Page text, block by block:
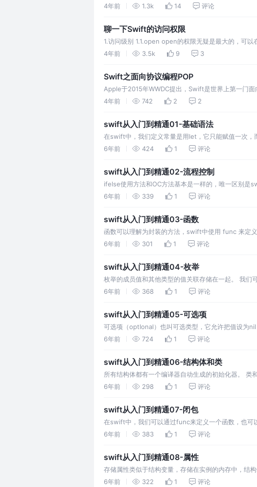
汇编
4年前 1.3k 14 评论
聊一下Swift的访问权限
1.访问级别 1.1.open open的权限无疑是最大的，可
4年前
3.5k 9 3
Swift之面向协议编程POP
Apple于2015年WWDC提出，Swift是世界上第一门
设计编写代码。
4年前 742 2 2
swift从入门到精通01-基础语法
在swift中，我们定义常量是用let，它只能赋值一次，
量的类型。 这里描述的类型转换先展示浅显的，更深
6年前 424 1 评论
swift从入门到精通02-流程控制
ifelse使用方法和OC方法基本是一样的，唯一区别是
while相当于do-while。 for语句，主要用得最多的就
6年前 339 1 评论
swift从入门到精通03-函数
函数可以理解为封装的方法，swift中使用 func 来定
式可以返回多个值。 我们可以给传参定义一个标签，
6年前 301 1 评论
swift从入门到精通04-枚举
枚举的成员值和其他类型的值关联存储在一起。 我们
6年前
368 1 评论
swift从入门到精通05-可选项
可选项（optIonal）也叫可选类型，它允许把值设为
包。 a??b ，a是可选项，b的存储类型和a相同，如
6年前 724 1 评论
swift从入门到精通06-结构体和类
所有结构体都有一个编译器自动生成的初始化器。 类
型（指针类型）。 值类型是直接将内容拷贝一份，就
6年前 298 1 评论
swift从入门到精通07-闭包
在swift中，我们可以通过func来定义一个函数，也可
以增强函数的可读性。即可以把大括号抽出来，放到
6年前 383 1 评论
swift从入门到精通08-属性
存储属性类似于结构变量，存储在实例的内存中，结
是方法，它不占用实例的内存，枚举，结构体和类都
6年前 322 1 评论